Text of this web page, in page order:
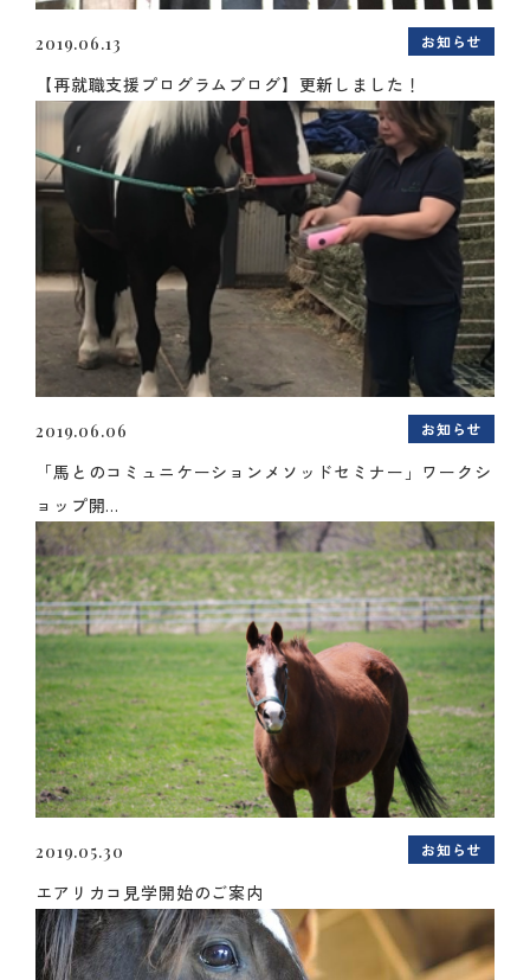
2019.06.13 お知らせ
【再就職支援プログラムブログ】更新しました！
2019.06.06 お知らせ
「馬とのコミュニケーションメソッドセミナー」ワークシ
ョップ開...
2019.05.30 お知らせ
エアリカコ見学開始のご案内